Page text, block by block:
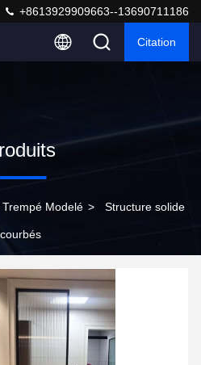
+8613929909663--13690711186
Citation
Trempé Modelé > Structure solide